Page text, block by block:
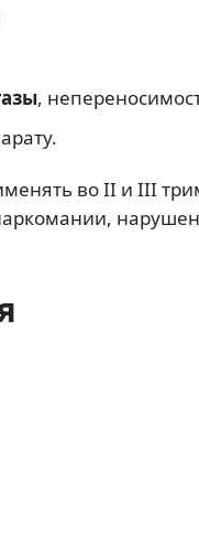
,
во II и III